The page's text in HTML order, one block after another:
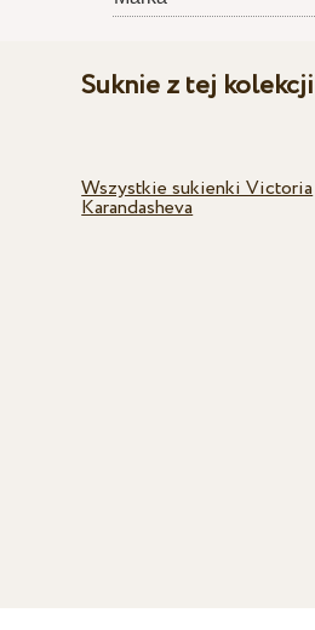
Suknie z tej kolekcji
Wszystkie sukienki Victoria
Karandasheva